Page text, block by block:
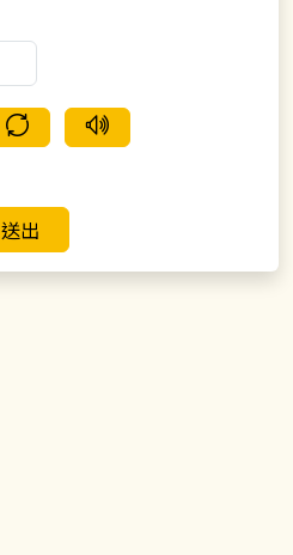
驗證碼重新整理
語音驗證碼
送出